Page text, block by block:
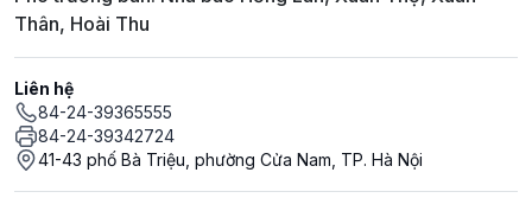
Thân, Hoài Thu
Liên hệ
84-24-39365555
84-24-39342724
41-43 phố Bà Triệu, phường Cửa Nam, TP. Hà Nội